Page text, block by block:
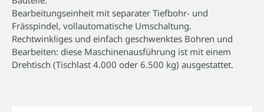
Bearbeitungseinheit mit separater Tiefbohr- und
Frässpindel, vollautomatische Umschaltung.
Rechtwinkliges und einfach geschwenktes Bohren und
Bearbeiten: diese Maschinenausführung ist mit einem
Drehtisch (Tischlast 4.000 oder 6.500 kg) ausgestattet.